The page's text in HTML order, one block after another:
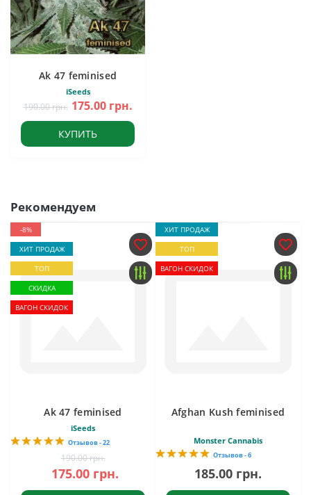
Ak 47 feminised
iSeeds
190.00 грн. 175.00 грн.
КУПИТЬ
Рекомендуем
-8%
ХИТ ПРОДАЖ
ТОП
СКИДКА
ВАГОН СКИДОК
Ak 47 feminised
iSeeds
Отзывов - 22
190.00 грн.
175.00 грн.
ХИТ ПРОДАЖ
ТОП
ВАГОН СКИДОК
Afghan Kush feminised
Monster Cannabis
Отзывов - 6
185.00 грн.